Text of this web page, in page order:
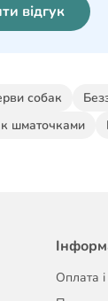
відгук
собак
шматочками
Оплата